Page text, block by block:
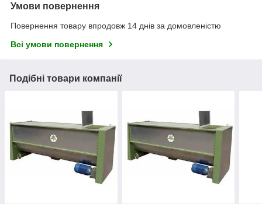
Умови повернення
Повернення товару впродовж 14 днів за домовленістю
Всі умови повернення
Подібні товари компанії